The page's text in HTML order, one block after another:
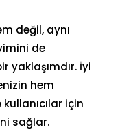
değil, aynı
de
yaklaşımdır. İyi
hem
için
sağlar.